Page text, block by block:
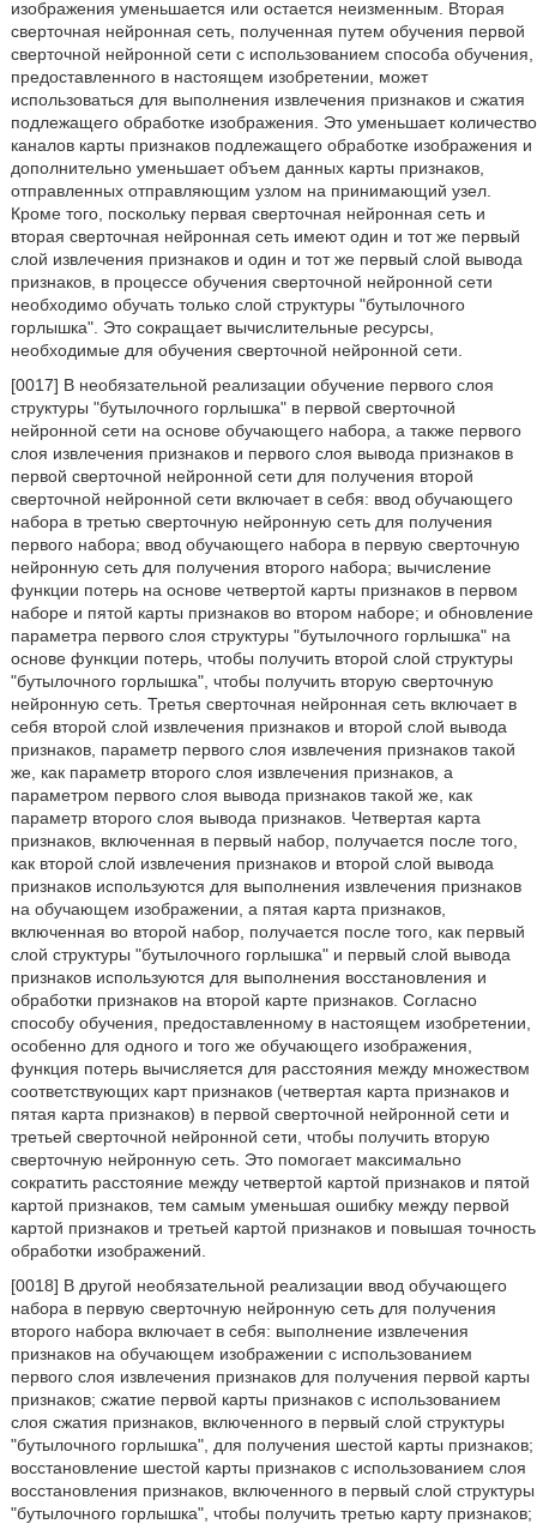
изображения уменьшается или остается неизменным. Вторая
сверточная нейронная сеть, полученная путем обучения первой
сверточной нейронной сети с использованием способа обучения,
предоставленного в настоящем изобретении, может
использоваться для выполнения извлечения признаков и сжатия
подлежащего обработке изображения. Это уменьшает количество
каналов карты признаков подлежащего обработке изображения и
дополнительно уменьшает объем данных карты признаков,
отправленных отправляющим узлом на принимающий узел.
Кроме того, поскольку первая сверточная нейронная сеть и
вторая сверточная нейронная сеть имеют один и тот же первый
слой извлечения признаков и один и тот же первый слой вывода
признаков, в процессе обучения сверточной нейронной сети
необходимо обучать только слой структуры "бутылочного
горлышка". Это сокращает вычислительные ресурсы,
необходимые для обучения сверточной нейронной сети.
[0017] В необязательной реализации обучение первого слоя
структуры "бутылочного горлышка" в первой сверточной
нейронной сети на основе обучающего набора, а также первого
слоя извлечения признаков и первого слоя вывода признаков в
первой сверточной нейронной сети для получения второй
сверточной нейронной сети включает в себя: ввод обучающего
набора в третью сверточную нейронную сеть для получения
первого набора; ввод обучающего набора в первую сверточную
нейронную сеть для получения второго набора; вычисление
функции потерь на основе четвертой карты признаков в первом
наборе и пятой карты признаков во втором наборе; и обновление
параметра первого слоя структуры "бутылочного горлышка" на
основе функции потерь, чтобы получить второй слой структуры
"бутылочного горлышка", чтобы получить вторую сверточную
нейронную сеть. Третья сверточная нейронная сеть включает в
себя второй слой извлечения признаков и второй слой вывода
признаков, параметр первого слоя извлечения признаков такой
же, как параметр второго слоя извлечения признаков, а
параметром первого слоя вывода признаков такой же, как
параметр второго слоя вывода признаков. Четвертая карта
признаков, включенная в первый набор, получается после того,
как второй слой извлечения признаков и второй слой вывода
признаков используются для выполнения извлечения признаков
на обучающем изображении, а пятая карта признаков,
включенная во второй набор, получается после того, как первый
слой структуры "бутылочного горлышка" и первый слой вывода
признаков используются для выполнения восстановления и
обработки признаков на второй карте признаков. Согласно
способу обучения, предоставленному в настоящем изобретении,
особенно для одного и того же обучающего изображения,
функция потерь вычисляется для расстояния между множеством
соответствующих карт признаков (четвертая карта признаков и
пятая карта признаков) в первой сверточной нейронной сети и
третьей сверточной нейронной сети, чтобы получить вторую
сверточную нейронную сеть. Это помогает максимально
сократить расстояние между четвертой картой признаков и пятой
картой признаков, тем самым уменьшая ошибку между первой
картой признаков и третьей картой признаков и повышая точность
обработки изображений.
[0018] В другой необязательной реализации ввод обучающего
набора в первую сверточную нейронную сеть для получения
второго набора включает в себя: выполнение извлечения
признаков на обучающем изображении с использованием
первого слоя извлечения признаков для получения первой карты
признаков; сжатие первой карты признаков с использованием
слоя сжатия признаков, включенного в первый слой структуры
"бутылочного горлышка", для получения шестой карты признаков;
восстановление шестой карты признаков с использованием слоя
восстановления признаков, включенного в первый слой структуры
"бутылочного горлышка", чтобы получить третью карту признаков;